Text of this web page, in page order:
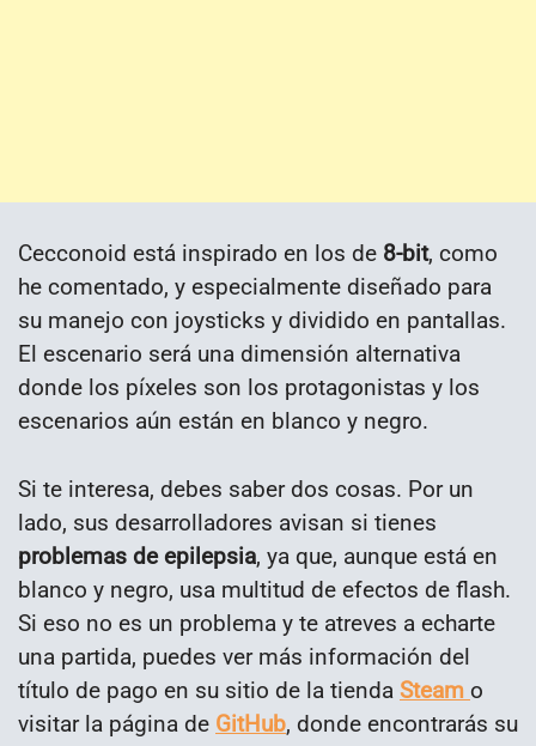
Cecconoid está inspirado en los de 8-bit, como
he comentado, y especialmente diseñado para
su manejo con joysticks y dividido en pantallas.
El escenario será una dimensión alternativa
donde los píxeles son los protagonistas y los
escenarios aún están en blanco y negro.
Si te interesa, debes saber dos cosas. Por un
lado, sus desarrolladores avisan si tienes
problemas de epilepsia, ya que, aunque está en
blanco y negro, usa multitud de efectos de flash.
Si eso no es un problema y te atreves a echarte
una partida, puedes ver más información del
título de pago en su sitio de la tienda Steam o
visitar la página de GitHub, donde encontrarás su